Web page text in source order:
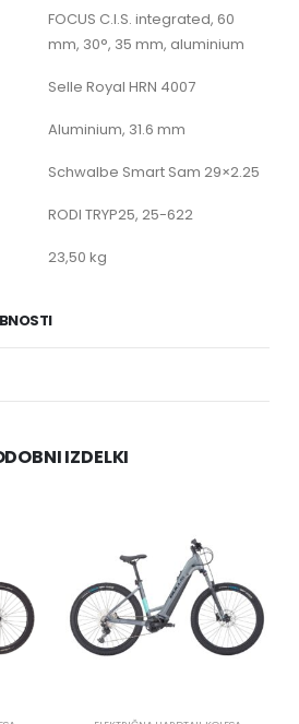
FOCUS C.I.S. integrated, 60
mm, 30°, 35 mm, aluminium
Selle Royal HRN 4007
Aluminium, 31.6 mm
Schwalbe Smart Sam 29×2.25
RODI TRYP25, 25-622
23,50 kg
IZDELKI